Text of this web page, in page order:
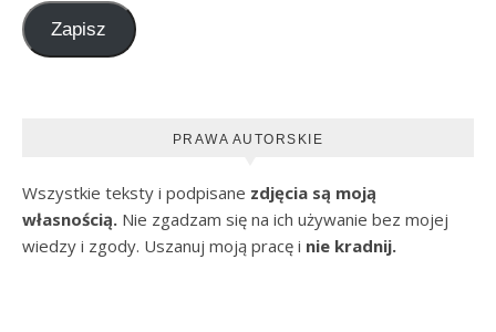
Zapisz
PRAWA AUTORSKIE
Wszystkie teksty i podpisane zdjęcia są moją
własnością. Nie zgadzam się na ich używanie bez mojej
wiedzy i zgody. Uszanuj moją pracę i nie kradnij.